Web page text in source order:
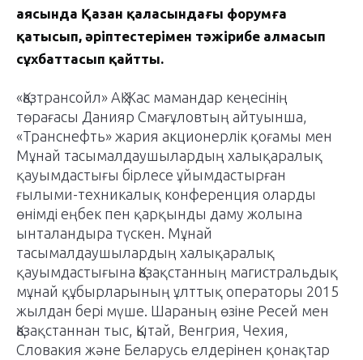
аясында Қазан қаласындағы форумға
қатысып, әріптестерімен тәжірибе алмасып
сұхбаттасып қайтты.
«Қазтрансойл» АҚ Жас мамандар кеңесінің
төрағасы Данияр Смағұловтың айтуынша,
«Транснефть» жария акционерлік қоғамы мен
Мұнай тасымалдаушылардың халықаралық
қауымдастығы бірлесе ұйымдастырған
ғылыми-техникалық конференция оларды
өнімді еңбек пен қарқынды даму жолына
ынталандыра түскен. Мұнай
тасымалдаушылардың халықаралық
қауымдастығына Қазақстанның магистральдық
мұнай құбырларының ұлттық операторы 2015
жылдан бері мүше. Шараның өзіне Ресей мен
Қазақстаннан тыс, Қытай, Венгрия, Чехия,
Словакия және Беларусь елдерінен қонақтар